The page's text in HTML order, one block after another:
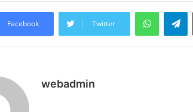
Facebook Twitter
webadmin